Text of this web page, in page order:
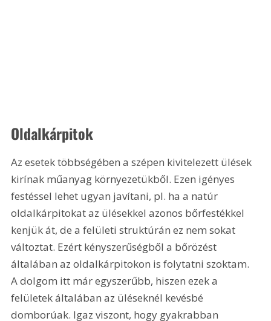
Oldalkárpitok
Az esetek többségében a szépen kivitelezett ülések
kirínak műanyag környezetükből. Ezen igényes
festéssel lehet ugyan javítani, pl. ha a natúr
oldalkárpitokat az ülésekkel azonos bőrfestékkel
kenjük át, de a felületi struktúrán ez nem sokat
változtat. Ezért kényszerűségből a bőrözést
általában az oldalkárpitokon is folytatni szoktam.
A dolgom itt már egyszerűbb, hiszen ezek a
felületek általában az üléseknél kevésbé
domborúak. Igaz viszont, hogy gyakrabban